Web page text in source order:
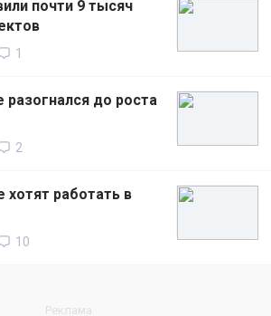
почти 9 тысяч
1
разогнался до роста
2
хотят работать в
10